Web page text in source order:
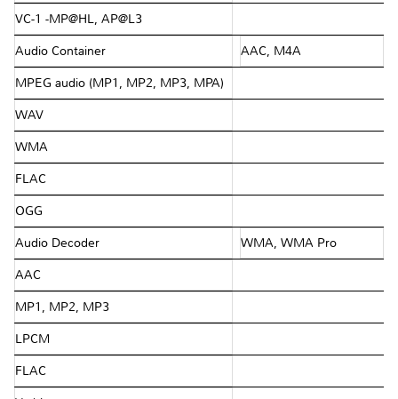
VC-1 -MP@HL, AP@L3
Audio Container AAC, M4A
MPEG audio (MP1, MP2, MP3, MPA)
WAV
WMA
FLAC
OGG
Audio Decoder WMA, WMA Pro
AAC
MP1, MP2, MP3
LPCM
FLAC